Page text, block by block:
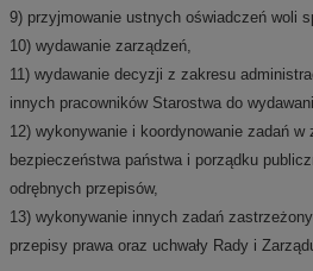
9) przyjmowanie ustnych oświadczeń woli
10) wydawanie zarządzeń,
11) wydawanie decyzji z zakresu
innych pracowników Starostwa do
12) wykonywanie i koordynowanie zadań w
bezpieczeństwa państwa i porządku
odrębnych przepisów,
13) wykonywanie innych zadań
przepisy prawa oraz uchwały Rady i